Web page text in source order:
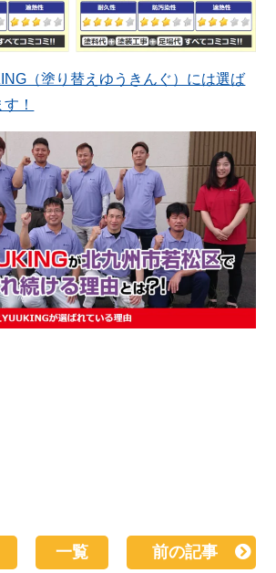
（塗り替えゆうきんぐ）には選ば
！
一覧 前の記事